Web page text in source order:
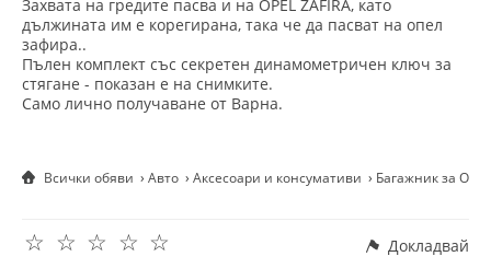
Захвата на гредите пасва и на OPEL ZAFIRA, като
дължината им е корегирана, така че да пасват на опел
зафира..
Пълен комплект със секретен динамометричен ключ за
стягане - показан е на снимките.
Само лично получаване от Варна.
Всички обяви Авто Аксесоари и консумативи Багажник за
☆
☆
☆
☆
☆ Докладвай